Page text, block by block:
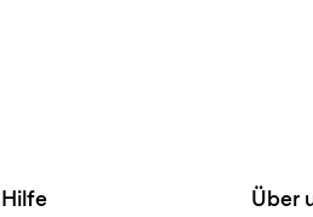
Hilfe Über